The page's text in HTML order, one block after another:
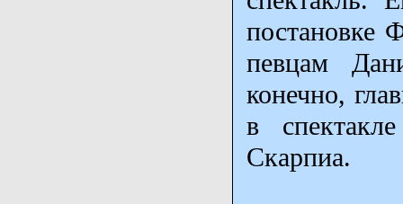
постановке
певцам
конечно,
в
Скарпиа.